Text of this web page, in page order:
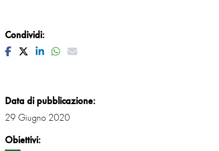
Condividi:
Facebook
TwitterLinkedinWhatsapp
Mail
Data di pubblicazione:
29 Giugno 2020
Obiettivi: